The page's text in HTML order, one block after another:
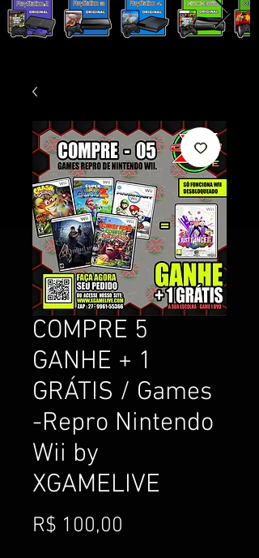
COMPRE 5
GANHE + 1
GRÁTIS / Games
-Repro Nintendo
Wii by
XGAMELIVE
R$ 100,00